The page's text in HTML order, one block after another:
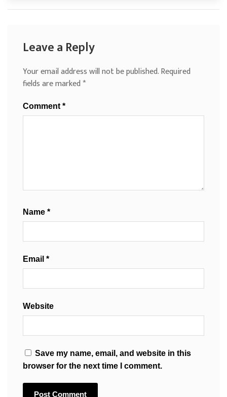
Leave a Reply
Your email address will not be published.Required
fields are marked*
Comment*
Name *
Email *
Website
Save my name, email, and website in this
browser for the next time I comment.